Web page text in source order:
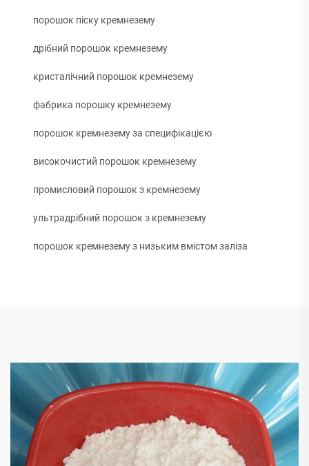
порошок піску кремнезему
дрібний порошок кремнезему
кристалічний порошок кремнезему
фабрика порошку кремнезему
порошок кремнезему за специфікацією
високочистий порошок кремнезему
промисловий порошок з кремнезему
ультрадрібний порошок з кремнезему
порошок кремнезему з низьким вмістом заліза